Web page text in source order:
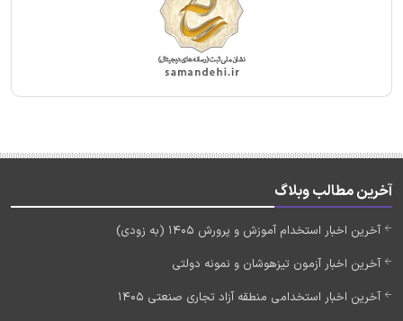
آخرین مطالب وبلاگ
آخرین اخبار استخدام آموزش و پرورش 1405 (به زودی)
آخرین اخبار آزمون تیزهوشان و نمونه دولتی
آخرین اخبار استخدامی منطقه آزاد تجاری صنعتی 1405